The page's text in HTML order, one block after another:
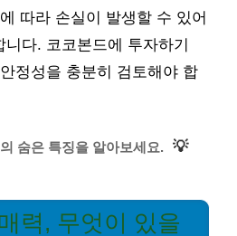
따라 손실이 발생할 수 있어
다. 코코본드에 투자하기
정성을 충분히 검토해야 합
숨은 특징을 알아보세요. 💡
력, 무엇이 있을